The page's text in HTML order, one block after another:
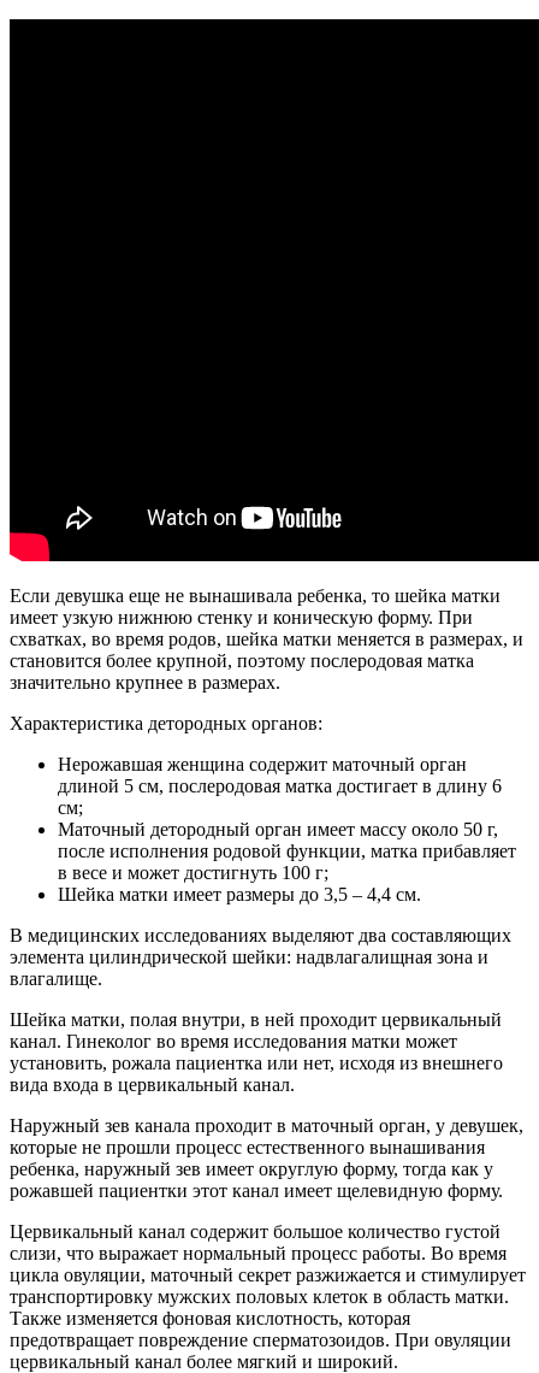
Если девушка еще не вынашивала ребенка, то шейка матки
имеет узкую нижнюю стенку и коническую форму. При
схватках, во время родов, шейка матки меняется в размерах, и
становится более крупной, поэтому послеродовая матка
значительно крупнее в размерах.
Характеристика детородных органов:
Нерожавшая женщина содержит маточный орган
длиной 5 см, послеродовая матка достигает в длину 6
см;
Маточный детородный орган имеет массу около 50 г,
после исполнения родовой функции, матка прибавляет
в весе и может достигнуть 100 г;
Шейка матки имеет размеры до 3,5 – 4,4 см.
В медицинских исследованиях выделяют два составляющих
элемента цилиндрической шейки: надвлагалищная зона и
влагалище.
Шейка матки, полая внутри, в ней проходит цервикальный
канал. Гинеколог во время исследования матки может
установить, рожала пациентка или нет, исходя из внешнего
вида входа в цервикальный канал.
Наружный зев канала проходит в маточный орган, у девушек,
которые не прошли процесс естественного вынашивания
ребенка, наружный зев имеет округлую форму, тогда как у
рожавшей пациентки этот канал имеет щелевидную форму.
Цервикальный канал содержит большое количество густой
слизи, что выражает нормальный процесс работы. Во время
цикла овуляции, маточный секрет разжижается и стимулирует
транспортировку мужских половых клеток в область матки.
Также изменяется фоновая кислотность, которая
предотвращает повреждение сперматозоидов. При овуляции
цервикальный канал более мягкий и широкий.